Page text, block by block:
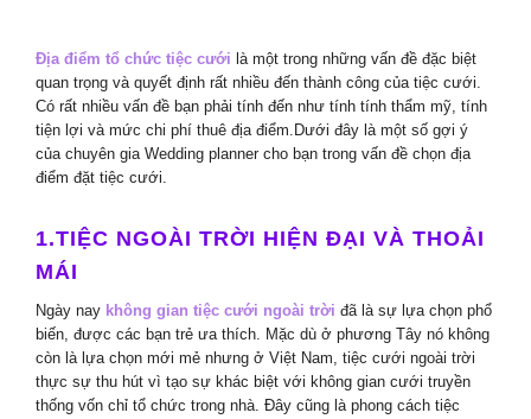
Địa điểm tổ chức tiệc cưới là một trong những vấn đề đặc biệt
quan trọng và quyết định rất nhiều đến thành công của tiệc cưới.
Có rất nhiều vấn đề bạn phải tính đến như tính tính thẩm mỹ, tính
tiện lợi và mức chi phí thuê địa điểm.Dưới đây là một số gợi ý
của chuyên gia Wedding planner cho bạn trong vấn đề chọn địa
điểm đặt tiệc cưới.
1.TIỆC NGOÀI TRỜI HIỆN ĐẠI VÀ THOẢI
MÁI
Ngày nay không gian tiệc cưới ngoài trời đã là sự lựa chọn phổ
biến, được các bạn trẻ ưa thích. Mặc dù ở phương Tây nó không
còn là lựa chọn mới mẻ nhưng ở Việt Nam, tiệc cưới ngoài trời
thực sự thu hút vì tạo sự khác biệt với không gian cưới truyền
thống vốn chỉ tổ chức trong nhà. Đây cũng là phong cách tiệc